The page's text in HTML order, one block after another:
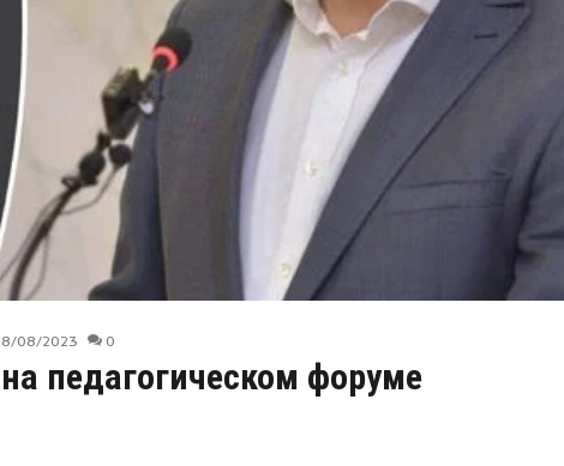
08/2023 0
педагогическом форуме